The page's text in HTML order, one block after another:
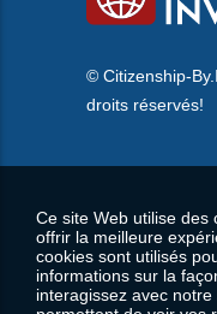
© Citizenship-
droits réservés!
Ce site Web utilise des
offrir la meilleure
cookies sont utilisés
informations sur la
interagissez avec